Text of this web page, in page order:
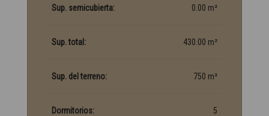
Sup. semicubierta: 0.00 m²
Sup. total: 430.00 m²
Sup. del terreno: 750 m²
Dormitorios: 5